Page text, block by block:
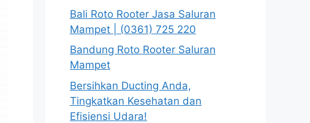
Bali Roto Rooter Jasa Saluran
Mampet | (0361) 725 220
Bandung Roto Rooter Saluran
Mampet
Bersihkan Ducting Anda,
Tingkatkan Kesehatan dan
Efisiensi Udara!